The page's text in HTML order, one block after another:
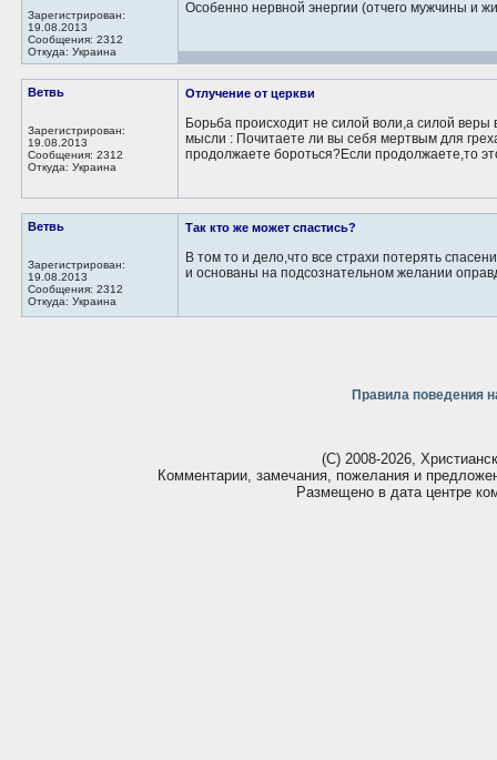
Зарегистрирован:
19.08.2013
Сообщения: 2312
Откуда: Украина
Особенно нервной энергии (отчего мужчины и
Ветвь
Зарегистрирован:
19.08.2013
Сообщения: 2312
Откуда: Украина
Отлучение от церкви
Борьба происходит не силой воли,а силой
мысли : Почитаете ли вы себя мертвым для
продолжаете бороться?Если продолжаете,то
Ветвь
Зарегистрирован:
19.08.2013
Сообщения: 2312
Откуда: Украина
Так кто же может спастись?
В том то и дело,что все страхи потерять
и основаны на подсознательном желании
Правила поведения
(С) 2008-2026,
Комментарии, замечания, пожелания и
Размещено в дата центре